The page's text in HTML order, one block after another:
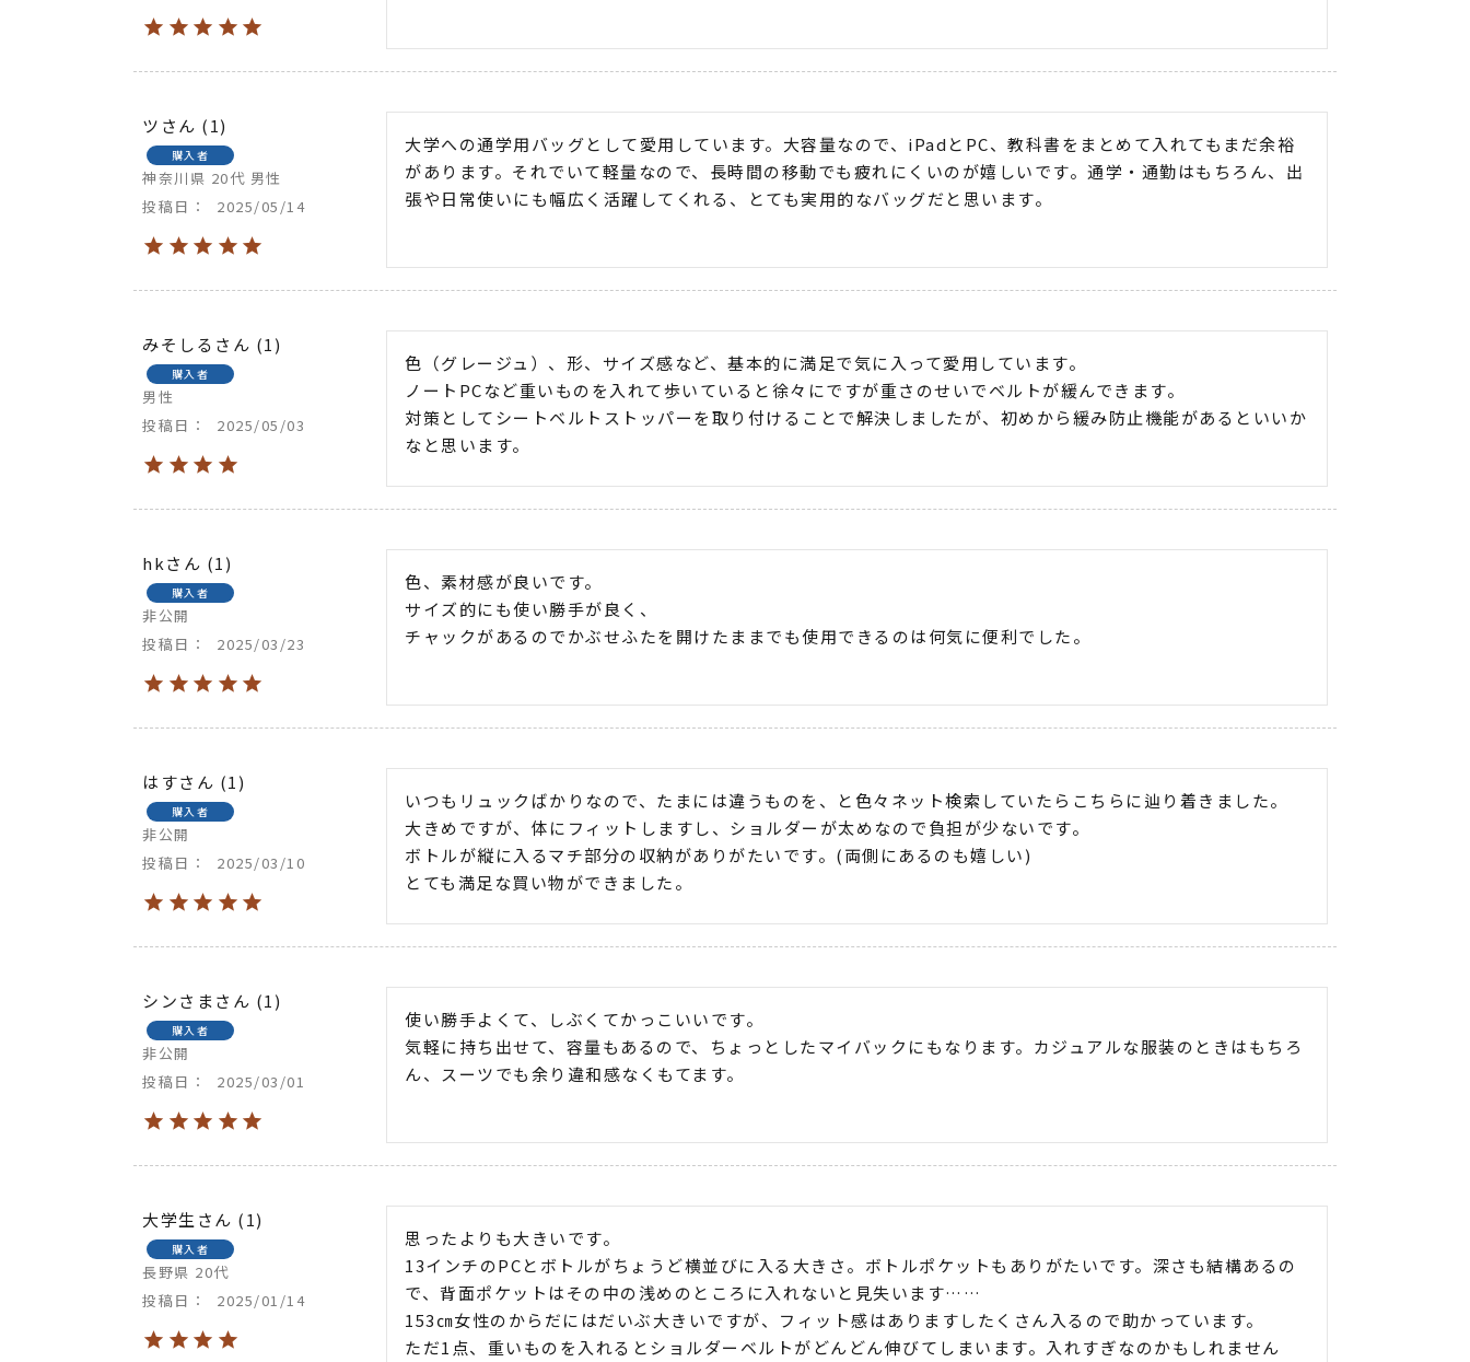
ツ 1
購入者
神奈川県 20代 男性
投稿日
2025/05/14
大学への通学用バッグとして愛用しています。大容量なので、iPadとPC、教科書をまとめて入れてもまだ余裕
があります。それでいて軽量なので、長時間の移動でも疲れにくいのが嬉しいです。通学・通勤はもちろん、出
張や日常使いにも幅広く活躍してくれる、とても実用的なバッグだと思います。
みそしる 1
購入者
男性
投稿日
2025/05/03
色（グレージュ）、形、サイズ感など、基本的に満足で気に入って愛用しています。
ノートPCなど重いものを入れて歩いていると徐々にですが重さのせいでベルトが緩んできます。
対策としてシートベルトストッパーを取り付けることで解決しましたが、初めから緩み防止機能があるといいか
なと思います。
hk 1
購入者
非公開
投稿日
2025/03/23
色、素材感が良いです。
サイズ的にも使い勝手が良く、
チャックがあるのでかぶせふたを開けたままでも使用できるのは何気に便利でした。
はす 1
購入者
非公開
投稿日
2025/03/10
いつもリュックばかりなので、たまには違うものを、と色々ネット検索していたらこちらに辿り着きました。
大きめですが、体にフィットしますし、ショルダーが太めなので負担が少ないです。
ボトルが縦に入るマチ部分の収納がありがたいです。(両側にあるのも嬉しい)
とても満足な買い物ができました。
シンさま 1
購入者
非公開
投稿日
2025/03/01
使い勝手よくて、しぶくてかっこいいです。
気軽に持ち出せて、容量もあるので、ちょっとしたマイバックにもなります。カジュアルな服装のときはもちろ
ん、スーツでも余り違和感なくもてます。
大学生 1
購入者
長野県 20代
投稿日
2025/01/14
思ったよりも大きいです。
13インチのPCとボトルがちょうど横並びに入る大きさ。ボトルポケットもありがたいです。深さも結構あるの
で、背面ポケットはその中の浅めのところに入れないと見失います……
153㎝女性のからだにはだいぶ大きいですが、フィット感はありますしたくさん入るので助かっています。
ただ1点、重いものを入れるとショルダーベルトがどんどん伸びてしまいます。入れすぎなのかもしれません